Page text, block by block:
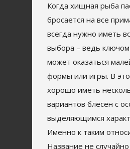
Когда хищная рыба
бросается на все
всегда нужно иметь
выбора – ведь ключом
может оказаться
формы или игры. В
хорошо иметь
вариантов блесен с
выделяющимся
Именно к таким
Название не